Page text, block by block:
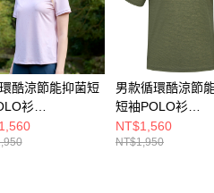
用本公司帳單繳交帳款。
之契約關係目的，商店將以您的個人
予台灣大哥大進項蒐集、處理及利用，
資料之確認、核對及更正。
結：https://oppay.tw/userRule
免運費
)免運費
運費
酷涼節能抑菌短
衫
淺粉印
透氣/抑菌抗臭/
男款循環酷涼節
短袖POLO衫
(A1PS2510MC
綠/涼感透氣/抑菌
NT$1,560
NT$1,950